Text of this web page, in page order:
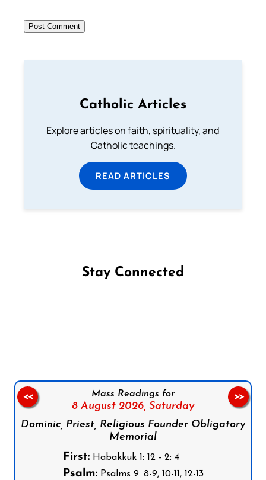
Catholic Articles
Explore articles on faith, spirituality, and
Catholic teachings.
READ ARTICLES
Stay Connected
Mass Readings for
8 August 2026, Saturday
Dominic, Priest, Religious Founder Obligatory
Memorial
First:Habakkuk 1: 12 - 2: 4
Psalm:Psalms 9: 8-9, 10-11, 12-13
<< >>